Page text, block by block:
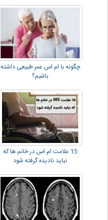
چگونه با ام اس عمر طبیعی داشته
باشیم؟
15 علامت ام اس در خانم ها که
نباید نادیده گرفته شود